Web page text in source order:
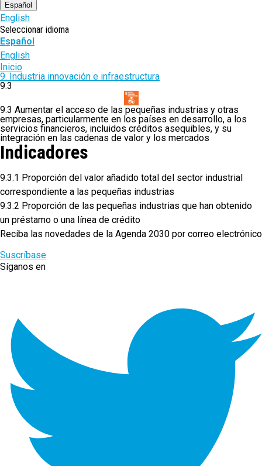
Español
English
Seleccionar idioma
Español
English
Ruta
de
navegación
Inicio
9. Industria innovación e infraestructura
9.3
9.3 Aumentar el acceso de las pequeñas industrias y otras
empresas, particularmente en los países en desarrollo, a los
servicios financieros, incluidos créditos asequibles, y su
integración en las cadenas de valor y los mercados
Indicadores
9.3.1 Proporción del valor añadido total del sector industrial
correspondiente a las pequeñas industrias
9.3.2 Proporción de las pequeñas industrias que han obtenido
un préstamo o una línea de crédito
Reciba las novedades de la Agenda 2030 por correo electrónico
Suscríbase
Síganos en